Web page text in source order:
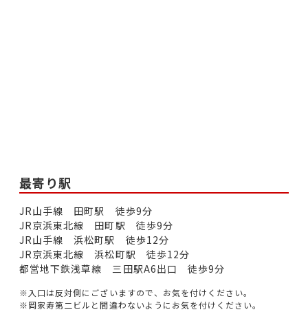
最寄り駅
JR山手線 田町駅 徒歩9分
JR京浜東北線 田町駅 徒歩9分
JR山手線 浜松町駅 徒歩12分
JR京浜東北線 浜松町駅 徒歩12分
都営地下鉄浅草線 三田駅A6出口 徒歩9分
※入口は反対側にございますので、お気を付けください。
※岡家寿第二ビルと間違わないようにお気を付けください。